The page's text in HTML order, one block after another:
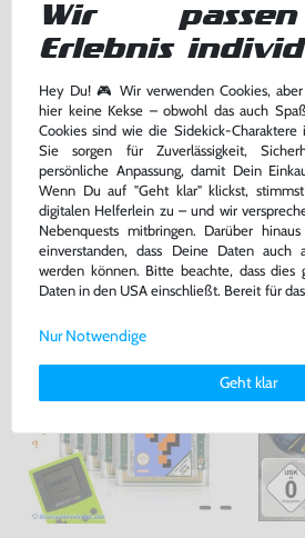
Konsole #weiß + Netzteil
gebraucht
nur149,99 €
Warenkorb
nur
DAS HABEN
GEKAUFT
Wir
Erlebnis
Hey Du! 🎮 Wir verwenden Cookies,
hier keine Kekse – obwohl das auch
Cookies sind wie die Sidekick-Charaktere
Sie sorgen für Zuverlässigkeit,
persönliche Anpassung, damit Dein
Wenn Du auf "Geht klar" klickst,
digitalen Helferlein zu – und wir
Nebenquests mitbringen. Darüber
einverstanden, dass Deine Daten auch
werden können. Bitte beachte, dass dies
Daten in den USA einschließt. Bereit für
Weitere Informationen zu den von uns
Deinen Rechten als Nutzer findest
Impressum.
Geht klar
Nur Notwendige